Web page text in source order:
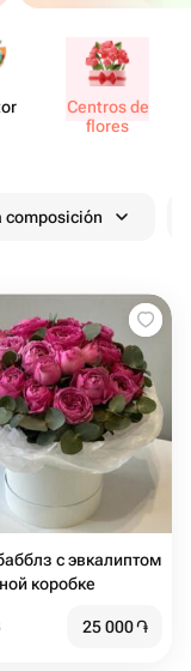
Centros de
flores
composición
с эвкалиптом
коробке
25 000֏